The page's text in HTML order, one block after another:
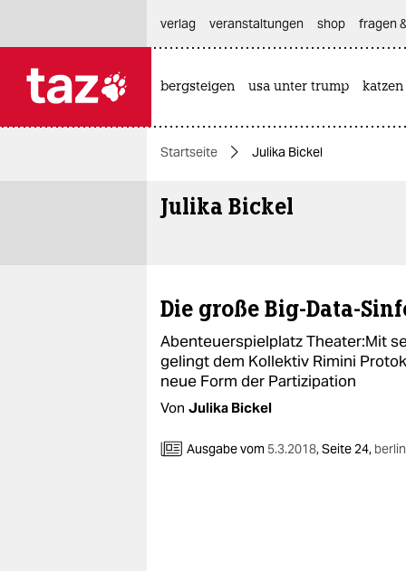
themen
politik
kultur
sport
berlin
nord
verlag
veranstaltungen shop fragen
bergsteigen usa unter trump katzen
Startseite Julika Bickel
Julika Bickel
Die große Big-Data-
Abenteuerspielplatz Theater:Mit
gelingt dem Kollektiv Rimini
neue Form der Partizipation
Von Julika Bickel
Ausgabe vom 5.3.2018,Seite 24,